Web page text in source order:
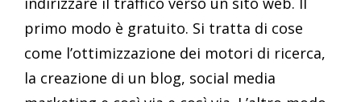
primo modo è gratuito. Si tratta di cose
come l’ottimizzazione dei motori di ricerca,
la creazione di un blog, social media